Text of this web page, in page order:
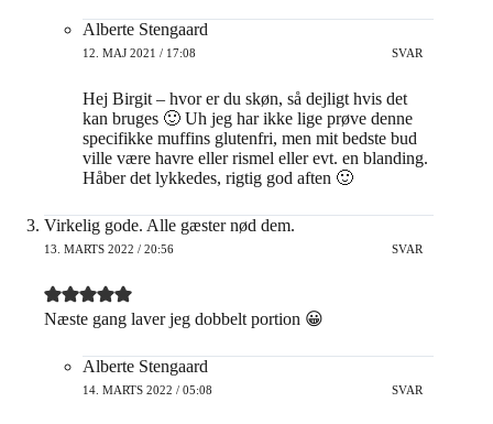
Alberte Stengaard
12. MAJ 2021 / 17:08 SVAR
Hej Birgit – hvor er du skøn, så dejligt hvis det
kan bruges 🙂 Uh jeg har ikke lige prøve denne
specifikke muffins glutenfri, men mit bedste bud
ville være havre eller rismel eller evt. en blanding.
Håber det lykkedes, rigtig god aften 🙂
Virkelig gode. Alle gæster nød dem.
13. MARTS 2022 / 20:56 SVAR
Næste gang laver jeg dobbelt portion 😀
Alberte Stengaard
14. MARTS 2022 / 05:08 SVAR